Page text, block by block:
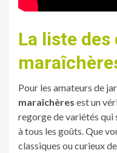
La liste
Pour les amateurs de
maraîchères est un
regorge de variétés qui
à tous les goûts. Que
classiques ou curieux